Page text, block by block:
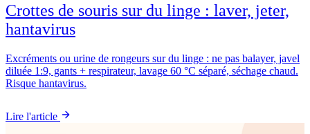
Crottes de souris sur du linge : laver, jeter,
hantavirus
Excréments ou urine de rongeurs sur du linge : ne pas balayer, javel
diluée 1:9, gants + respirateur, lavage 60 °C séparé, séchage chaud.
Risque hantavirus.
Lire l'article